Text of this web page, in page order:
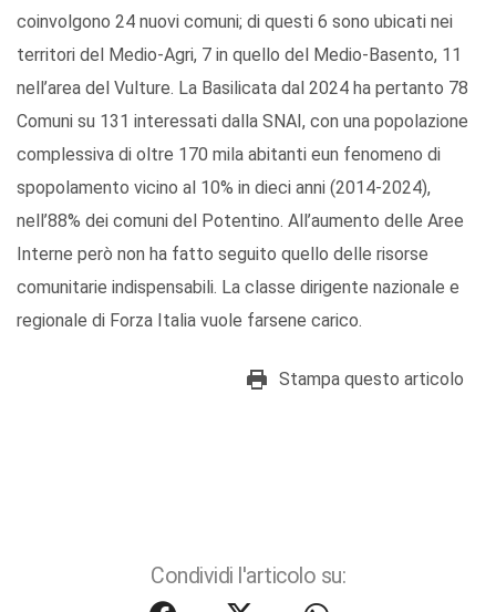
coinvolgono 24 nuovi comuni; di questi 6 sono ubicati nei
territori del Medio-Agri, 7 in quello del Medio-Basento, 11
nell’area del Vulture. La Basilicata dal 2024 ha pertanto 78
Comuni su 131 interessati dalla SNAI, con una popolazione
complessiva di oltre 170 mila abitanti eun fenomeno di
spopolamento vicino al 10% in dieci anni (2014-2024),
nell’88% dei comuni del Potentino. All’aumento delle Aree
Interne però non ha fatto seguito quello delle risorse
comunitarie indispensabili. La classe dirigente nazionale e
regionale di Forza Italia vuole farsene carico.
Stampa questo articolo
Condividi l'articolo su: